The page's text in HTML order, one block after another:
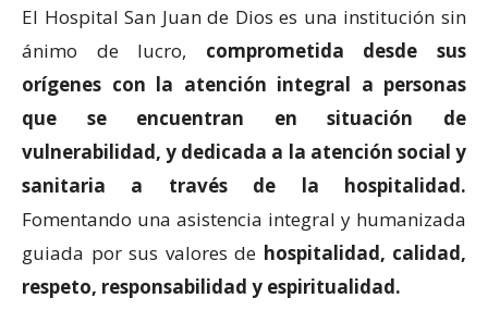
El Hospital San Juan de Dios es una institución sin
ánimo de lucro, comprometida desde sus
orígenes con la atención integral a personas
que se encuentran en situación de
vulnerabilidad, y dedicada a la atención social y
sanitaria a través de la hospitalidad.
Fomentando una asistencia integral y humanizada
guiada por sus valores de hospitalidad, calidad,
respeto, responsabilidad y espiritualidad.